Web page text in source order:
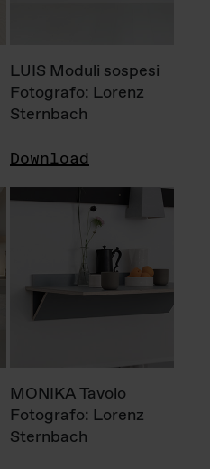
LUIS Moduli sospesi
Fotografo: Lorenz
Sternbach
Download
MONIKA Tavolo
Fotografo: Lorenz
Sternbach